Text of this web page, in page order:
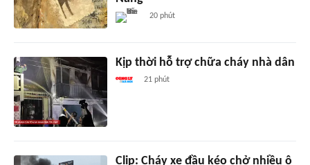
20 phút
Kịp thời hỗ trợ chữa cháy nhà dân
21 phút
Clip: Cháy xe đầu kéo chở nhiều ô